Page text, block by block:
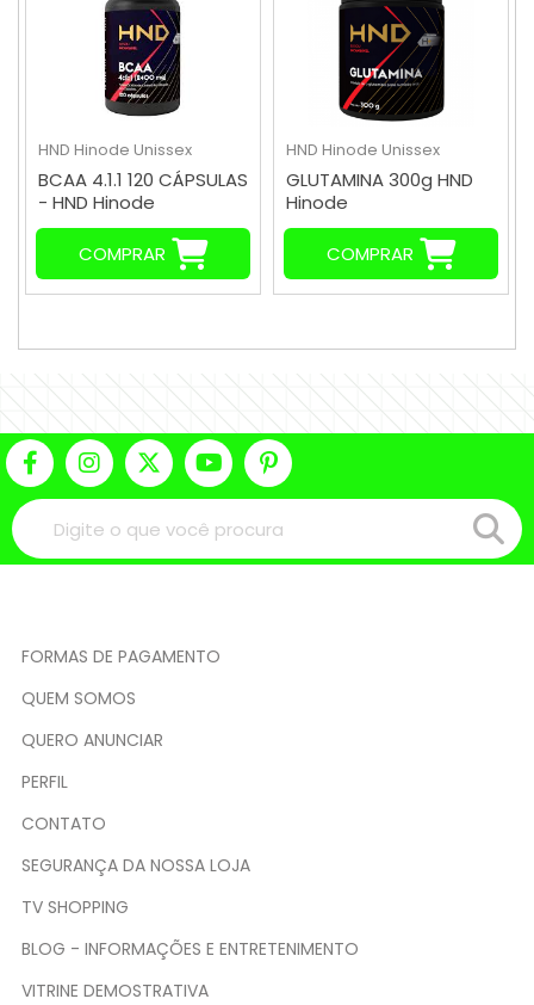
HND Hinode Unissex
BCAA 4.1.1 120 CÁPSULAS
- HND Hinode
COMPRAR
HND Hinode Unissex
GLUTAMINA 300g HND
Hinode
COMPRAR
FORMAS DE PAGAMENTO
QUEM SOMOS
QUERO ANUNCIAR
PERFIL
CONTATO
SEGURANÇA DA NOSSA LOJA
TV SHOPPING
BLOG - INFORMAÇÕES E ENTRETENIMENTO
VITRINE DEMOSTRATIVA